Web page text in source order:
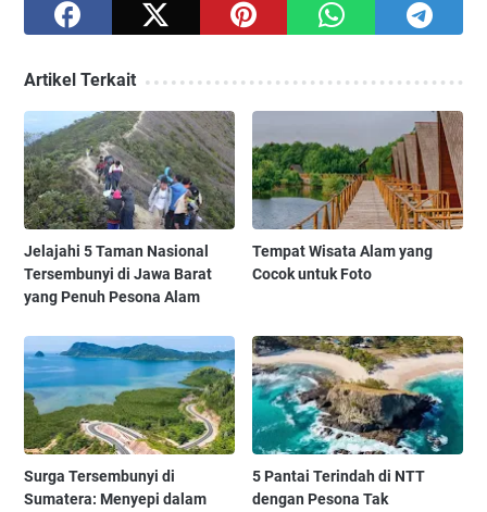
Artikel Terkait
Jelajahi 5 Taman Nasional
Tersembunyi di Jawa Barat
yang Penuh Pesona Alam
Tempat Wisata Alam yang
Cocok untuk Foto
Surga Tersembunyi di
Sumatera: Menyepi dalam
5 Pantai Terindah di NTT
dengan Pesona Tak